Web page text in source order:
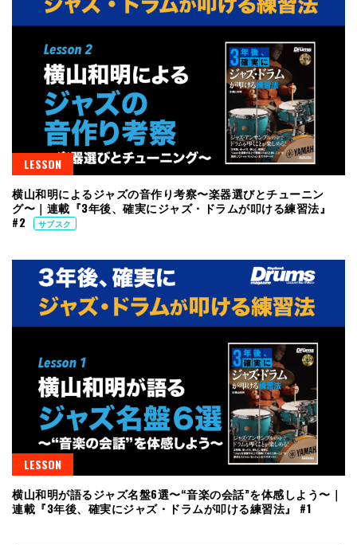
LESSON
横山和明によるジャズの音作り考察〜楽器選びとチューニン
グ〜｜連載『3年後、確実にジャズ・ドラムが叩ける練習法』
#2
サブスク
LESSON
横山和明が語るジャズ名盤6選〜“音楽の会話”を体感しよう〜｜
連載『3年後、確実にジャズ・ドラムが叩ける練習法』 #1